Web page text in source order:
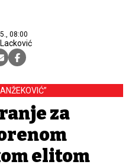
08:00
za
elitom